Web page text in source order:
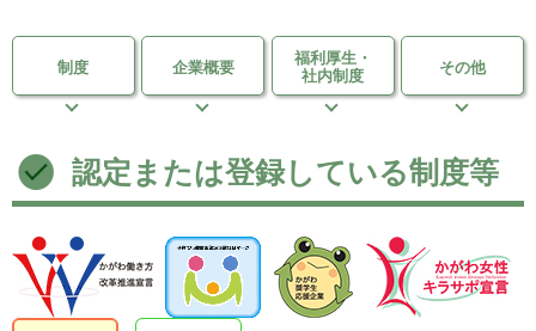
制度 企業概要
福利厚生・
社内制度
その他
認定または登録している制度等